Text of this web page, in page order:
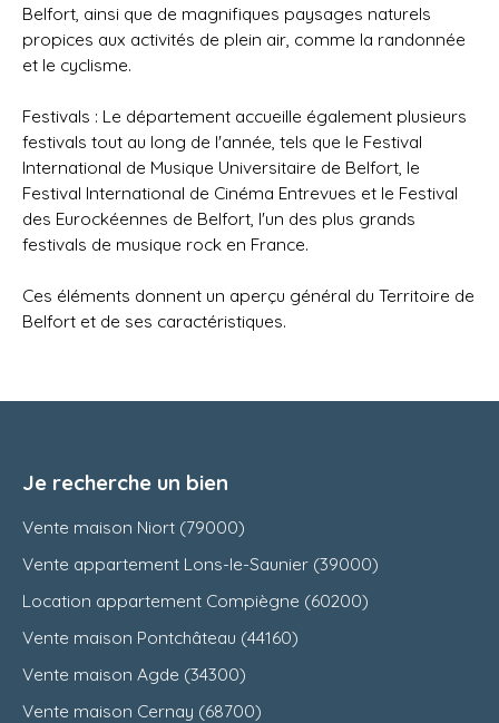
Belfort, ainsi que de magnifiques paysages naturels
propices aux activités de plein air, comme la randonnée
et le cyclisme.
Festivals : Le département accueille également plusieurs
festivals tout au long de l'année, tels que le Festival
International de Musique Universitaire de Belfort, le
Festival International de Cinéma Entrevues et le Festival
des Eurockéennes de Belfort, l'un des plus grands
festivals de musique rock en France.
Ces éléments donnent un aperçu général du Territoire de
Belfort et de ses caractéristiques.
Je recherche un bien
Vente maison Niort (79000)
Vente appartement Lons-le-Saunier (39000)
Location appartement Compiègne (60200)
Vente maison Pontchâteau (44160)
Vente maison Agde (34300)
Vente maison Cernay (68700)